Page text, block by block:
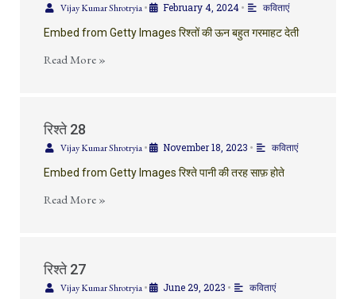
Vijay Kumar Shrotryia• February 4, 2024•
कविताएं
Embed from Getty Images रिश्तों की ऊन बहुत गरमाहट देती
Read More »
रिश्ते 28
Vijay Kumar Shrotryia• November 18, 2023 •
कविताएं
Embed from Getty Images रिश्ते पानी की तरह साफ़ होते
Read More »
रिश्ते 27
Vijay Kumar Shrotryia• June 29, 2023 •
कविताएं